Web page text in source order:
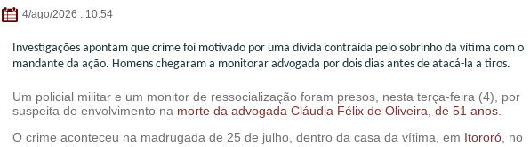
4/ago/2026 . 10:54
Investigações apontam que crime foi motivado por uma dívida contraída pelo sobrinho da vítima com o
mandante da ação. Homens chegaram a monitorar advogada por dois dias antes de atacá-la a tiros.
Um policial militar e um monitor de ressocialização foram presos, nesta terça-feira (4), por
suspeita de envolvimento na morte da advogada Cláudia Félix de Oliveira, de 51 anos
O crime aconteceu na madrugada de 25 de julho, dentro da casa da vítima, em Itororó , no